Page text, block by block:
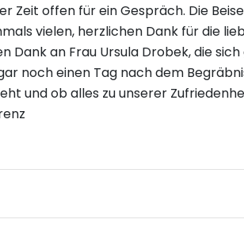
Zeit offen für ein Gespräch. Die
vielen, herzlichen Dank für die
Dank an Frau Ursula Drobek, die
noch einen Tag nach dem
und ob alles zu unserer